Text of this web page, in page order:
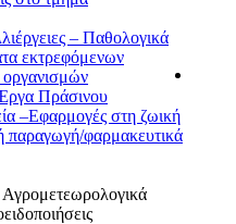
– Παθολογικά
εκτρεφόμενων
Πράσινου
–Εφαρμογές στη ζωική
παραγωγή/φαρμακευτικά